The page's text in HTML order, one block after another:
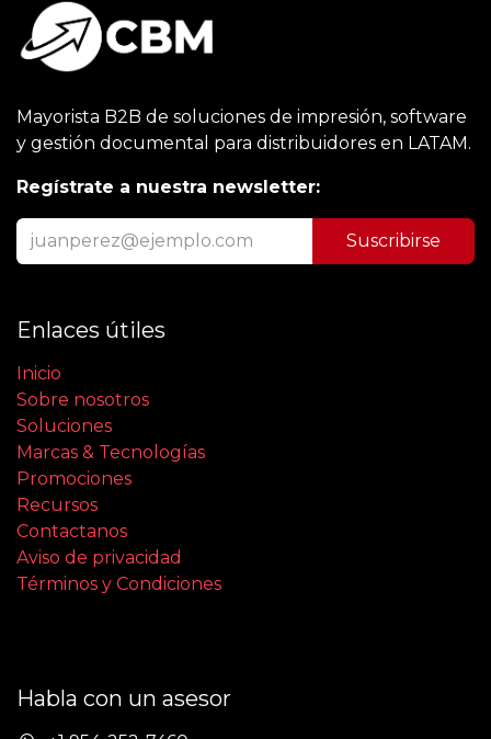
Mayorista B2B de soluciones de impresión, software
y gestión documental para distribuidores en LATAM.
Regístrate a nuestra newsletter:
Suscribirse
Enlaces útiles
Inicio
Sobre nosotros
Soluciones
Marcas & Tecnologías
Promociones
Recursos
Contactanos
Aviso de privacidad
Términos y Condiciones
Habla con un asesor